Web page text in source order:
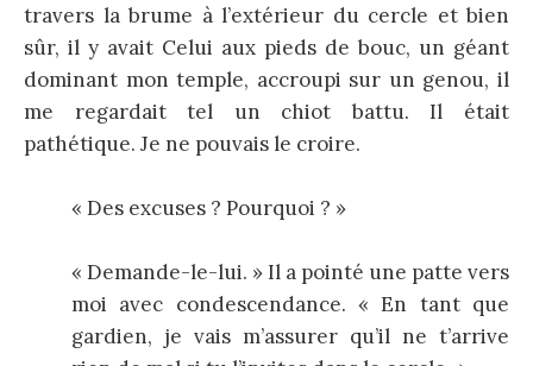
travers la brume à l’extérieur du cercle et bien
sûr, il y avait Celui aux pieds de bouc, un géant
dominant mon temple, accroupi sur un genou, il
me regardait tel un chiot battu. Il était
pathétique. Je ne pouvais le croire.
« Des excuses ? Pourquoi ? »
« Demande-le-lui. » Il a pointé une patte vers
moi avec condescendance. « En tant que
gardien, je vais m’assurer qu’il ne t’arrive